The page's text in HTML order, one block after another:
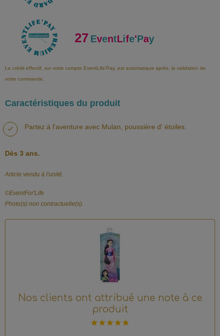
27 EventLife'Pay
Le crédit effectif, sur votre compte EventLife'Pay, est automatique après, la validation de
votre commande.
Caractéristiques du produit
Partez à l'aventure avec Mulan, poussière d' étoiles.
Dès 3 ans.
Article vendu à l'unité.
©️EventFor'Life
Photo(s) non contractuelle(s).
Nos clients ont attribué une note à ce
produit